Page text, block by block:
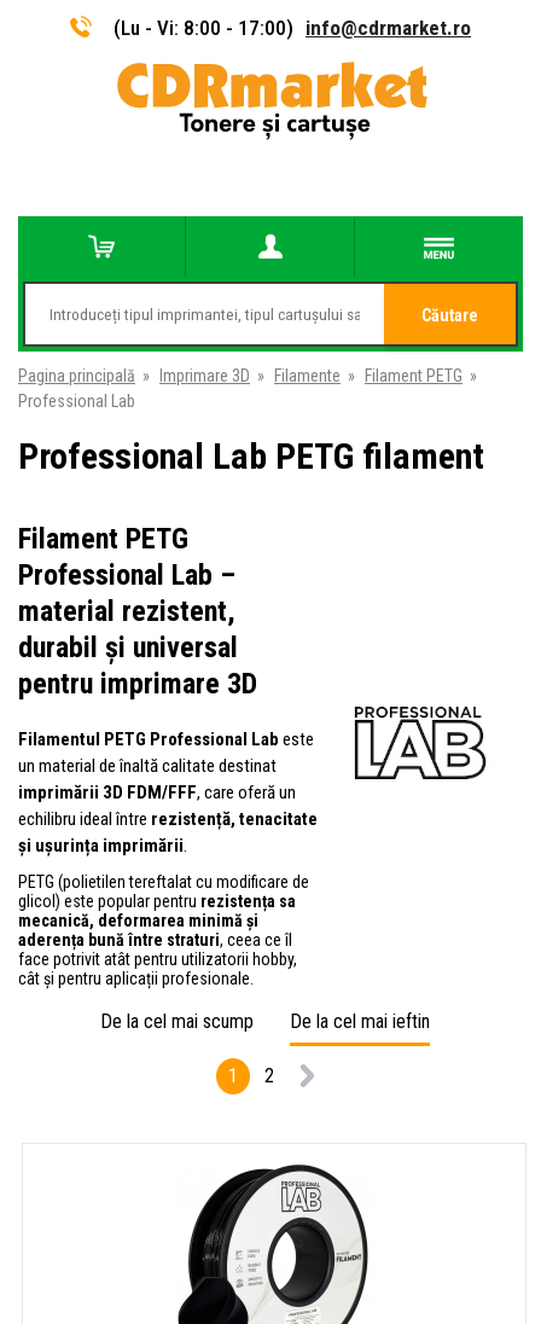
(Lu - Vi: 8:00 - 17:00) info@cdrmarket.ro
Căutare
Pagina principală » Imprimare 3D » Filamente » Filament PETG »
Professional Lab
Professional Lab PETG filament
Filament PETG
Professional Lab –
material rezistent,
durabil și universal
pentru imprimare 3D
Filamentul PETG Professional Lab este
un material de înaltă calitate destinat
imprimării 3D FDM/FFF, care oferă un
echilibru ideal între rezistență, tenacitate
și ușurința imprimării.
PETG (polietilen tereftalat cu modificare de
glicol) este popular pentru rezistența sa
mecanică, deformarea minimă și
aderența bună între straturi, ceea ce îl
face potrivit atât pentru utilizatorii hobby,
cât și pentru aplicații profesionale.
De la cel mai scump De la cel mai ieftin
1 2